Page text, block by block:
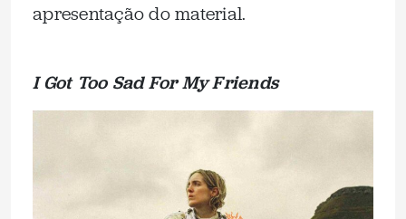
apresentação do material.
I Got Too Sad For My Friends